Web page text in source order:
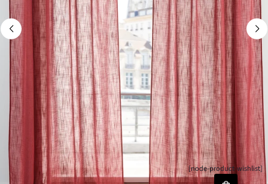
[node-product-wishlist]